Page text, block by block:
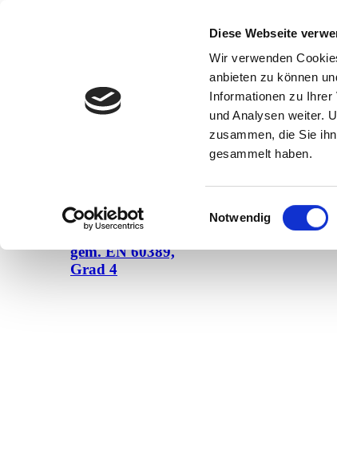
Diese Webseite
Wir verwenden
anbieten zu können
Informationen zu
und Analysen weiter.
zusammen, die Sie
gesammelt haben.
Einwilligungsauswahl
Notwendig
Impressum
Datenschutz
Online-
Zutrittskontrolle
gem. EN 60389,
Grad 4